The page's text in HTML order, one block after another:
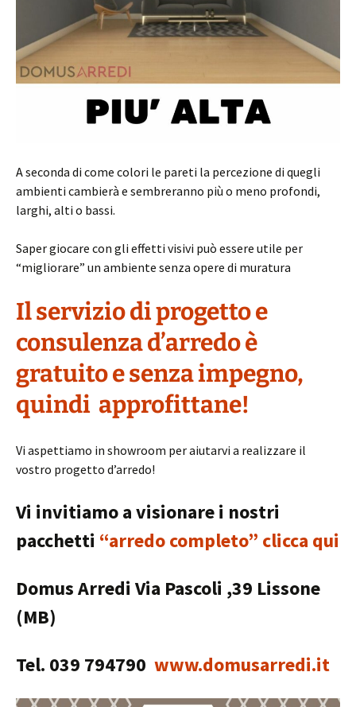
A seconda di come colori le pareti la percezione di quegli
ambienti cambierà e sembreranno più o meno profondi,
larghi, alti o bassi.
Saper giocare con gli effetti visivi può essere utile per
“migliorare” un ambiente senza opere di muratura
Il servizio di progetto e
consulenza d’arredo è
gratuito e senza impegno,
quindi approfittane!
Vi aspettiamo in showroom per aiutarvi a realizzare il
vostro progetto d’arredo!
Vi invitiamo a visionare i nostri
pacchetti “arredo completo” clicca qui
Domus Arredi Via Pascoli ,39 Lissone
(MB)
Tel. 039 794790 www.domusarredi.it